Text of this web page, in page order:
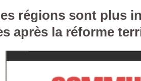
régions sont plus
après la réforme